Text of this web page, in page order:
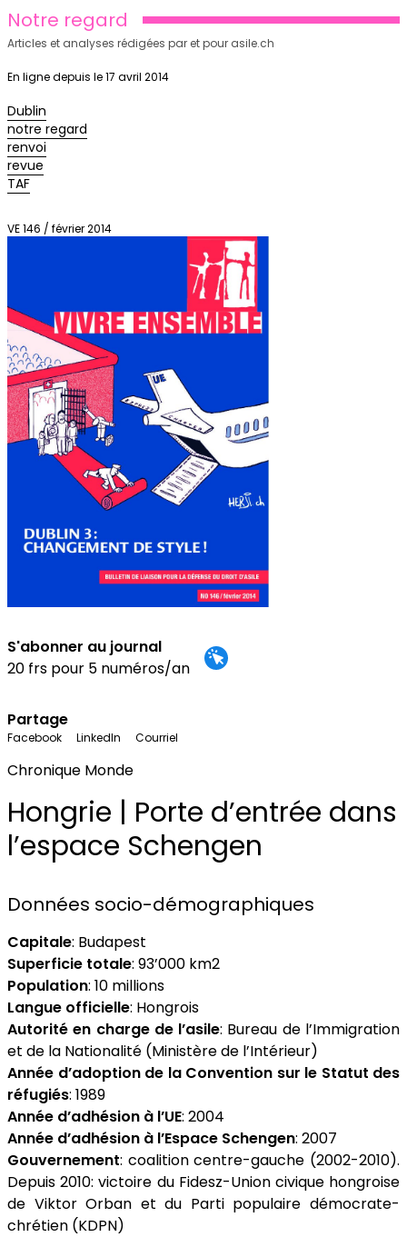
Notre regard
Articles et analyses rédigées par et pour asile.ch
En ligne depuis le 17 avril 2014
Dublin
notre regard
renvoi
revue
TAF
VE 146 / février 2014
S'abonner au journal
20 frs pour 5 numéros/an
Partage
Facebook LinkedIn Courriel
Chronique Monde
Hongrie | Porte d’entrée dans
l’espace Schengen
Données socio-démographiques
Capitale: Budapest
Superficie totale: 93’000 km2
Population: 10 millions
Langue officielle: Hongrois
Autorité en charge de l’asile: Bureau de l’Immigration
et de la Nationalité (Ministère de l’Intérieur)
Année d’adoption de la Convention sur le Statut des
réfugiés: 1989
Année d’adhésion à l’UE: 2004
Année d’adhésion à l’Espace Schengen: 2007
Gouvernement: coalition centre-gauche (2002-2010).
Depuis 2010: victoire du Fidesz-Union civique hongroise
de Viktor Orban et du Parti populaire démocrate-
chrétien (KDPN)